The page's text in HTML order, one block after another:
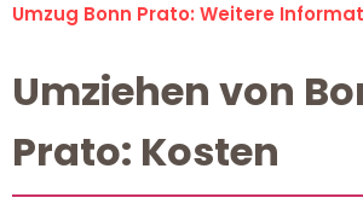
Umzug Bonn Prato: Weitere
Umziehen von
Prato: Kosten